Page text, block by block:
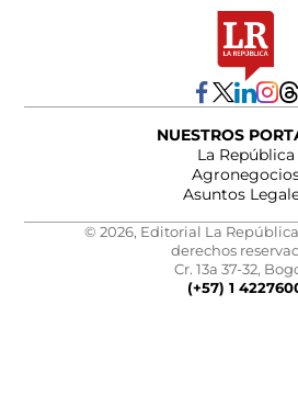
NUESTROS
La República
Asuntos
© 2026, Editorial La República
derechos
Cr. 13a 37-32,
(+57) 1